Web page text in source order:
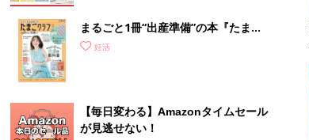
まるごと1冊“出産準備”の本『たまご
クラブ 夏号』〈スペシャル大特集〉
妊活
【毎日変わる】Amazonタイムセール
が見逃せない！